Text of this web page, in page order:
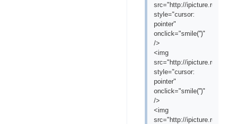
src="http://ipicture.ru/
style="cursor:
pointer"
onclick="smile('')"
/>
<img
src="http://ipicture.ru/
style="cursor:
pointer"
onclick="smile('')"
/>
<img
src="http://ipicture.ru/